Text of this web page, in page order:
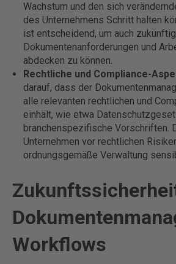
Wachstum und den sich
des Unternehmens Schritt halten
ist entscheidend, um auch
Dokumentenanforderungen und
abdecken zu können.
Rechtliche und Compliance-
darauf, dass der
alle relevanten rechtlichen und
einhält, wie etwa
branchenspezifische Vorschriften.
Unternehmen vor rechtlichen
ordnungsgemäße Verwaltung
Workflows